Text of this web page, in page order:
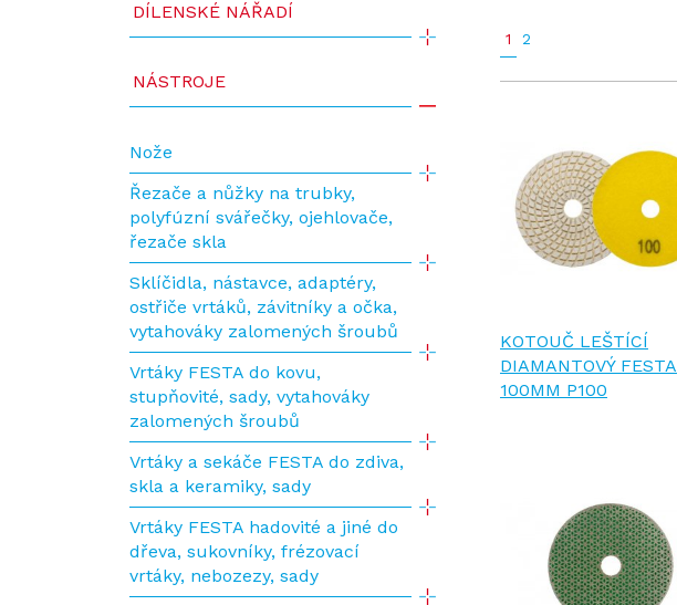
DÍLENSKÉ NÁŘADÍ
NÁSTROJE
Nože
Řezače a nůžky na trubky,
polyfúzní svářečky, ojehlovače,
řezače skla
Sklíčidla, nástavce, adaptéry,
ostřiče vrtáků, závitníky a očka,
vytahováky zalomených šroubů
Vrtáky FESTA do kovu,
stupňovité, sady, vytahováky
zalomených šroubů
Vrtáky a sekáče FESTA do zdiva,
skla a keramiky, sady
Vrtáky FESTA hadovité a jiné do
dřeva, sukovníky, frézovací
vrtáky, nebozezy, sady
1 2
KOTOUČ LEŠTÍCÍ
DIAMANTOVÝ FESTA
100MM P100